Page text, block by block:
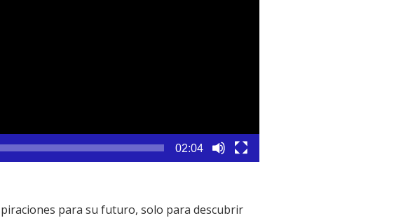
02:04
para su futuro, solo para descubrir